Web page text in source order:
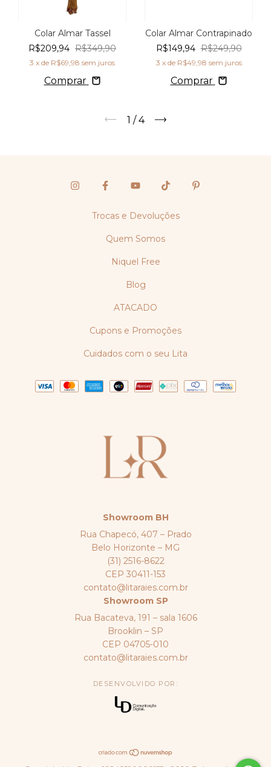
Colar Almar Tassel
R$209,94 R$349,90
3 x de R$69,98 sem juros
Comprar
Colar Almar Contrapinado
R$149,94 R$249,90
3 x de R$49,98 sem juros
Comprar
1 / 4
Trocas e Devoluções
Quem Somos
Niquel Free
Blog
ATACADO
Cupons e Promoções
Cuidados com o seu Lita
Showroom BH
Rua Chapecó, 407 – Prado
Belo Horizonte – MG
(31) 2516-8622
CEP 30411-153
contato@litaraies.com.br
Showroom SP
Rua Bacateva, 191 – sala 1606
Brooklin – SP
CEP 04705-010
contato@litaraies.com.br
DESENVOLVIDO POR: